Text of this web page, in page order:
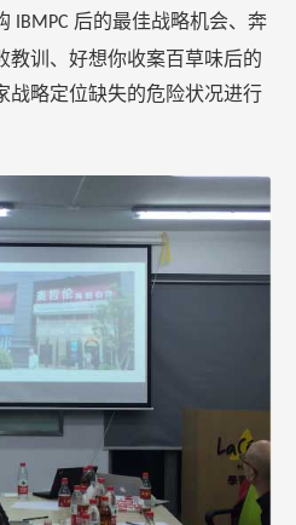
IBMPC 后的最佳战略机会、奔
教训、好想你收案百草味后的
战略定位缺失的危险状况进行